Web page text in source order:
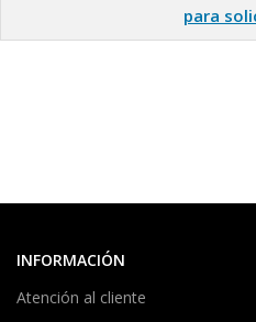
para
INFORMACIÓN
Atención al cliente